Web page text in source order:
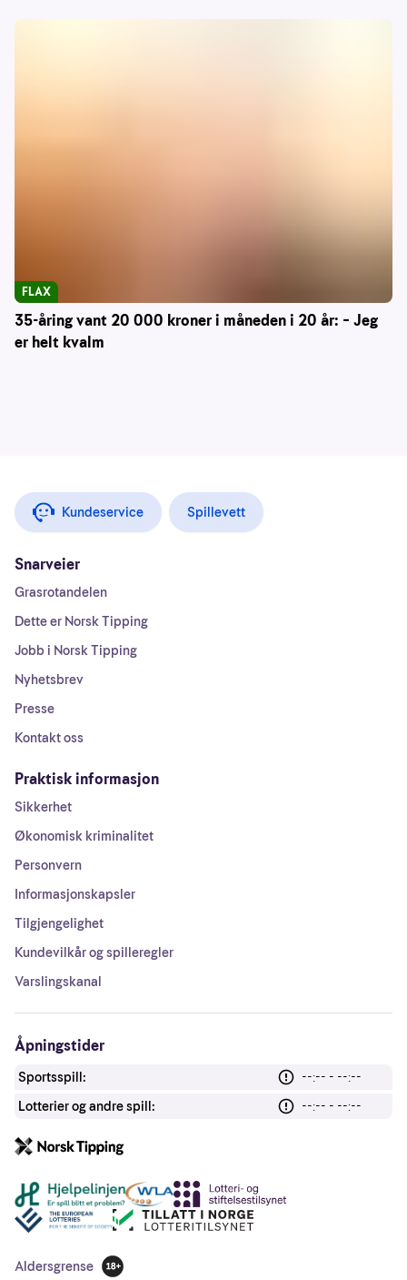
35-åring vant 20 000 kroner i måneden i 20 år: – Jeg
er helt kvalm
FLAX
Kundeservice Spillevett
Snarveier
Grasrotandelen
Dette er Norsk Tipping
Jobb i Norsk Tipping
Nyhetsbrev
Presse
Kontakt oss
Praktisk informasjon
Sikkerhet
Økonomisk kriminalitet
Personvern
Informasjonskapsler
Tilgjengelighet
Kundevilkår og spilleregler
Varslingskanal
Åpningstider
Sportsspill:
--:-- - --:--
Lotterier og andre spill:
--:-- - --:--
Andre lenker
Aldersgrense
18 år